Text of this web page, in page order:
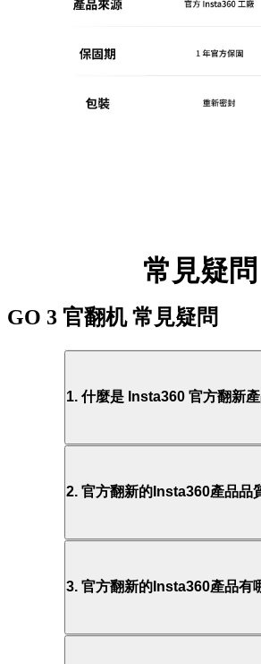
常見疑問
GO 3 官翻机常見疑問
1. 什麼是 Insta360 官方翻新產
2. 官方翻新的Insta360產品品
3. 官方翻新的Insta360產品有